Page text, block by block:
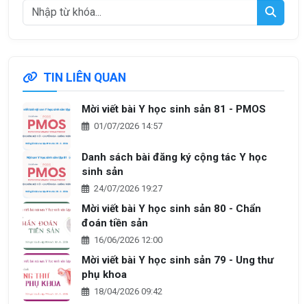
TIN LIÊN QUAN
Mời viết bài Y học sinh sản 81 - PMOS
01/07/2026 14:57
Danh sách bài đăng ký cộng tác Y học
sinh sản
24/07/2026 19:27
Mời viết bài Y học sinh sản 80 - Chẩn
đoán tiền sản
16/06/2026 12:00
Mời viết bài Y học sinh sản 79 - Ung thư
phụ khoa
18/04/2026 09:42